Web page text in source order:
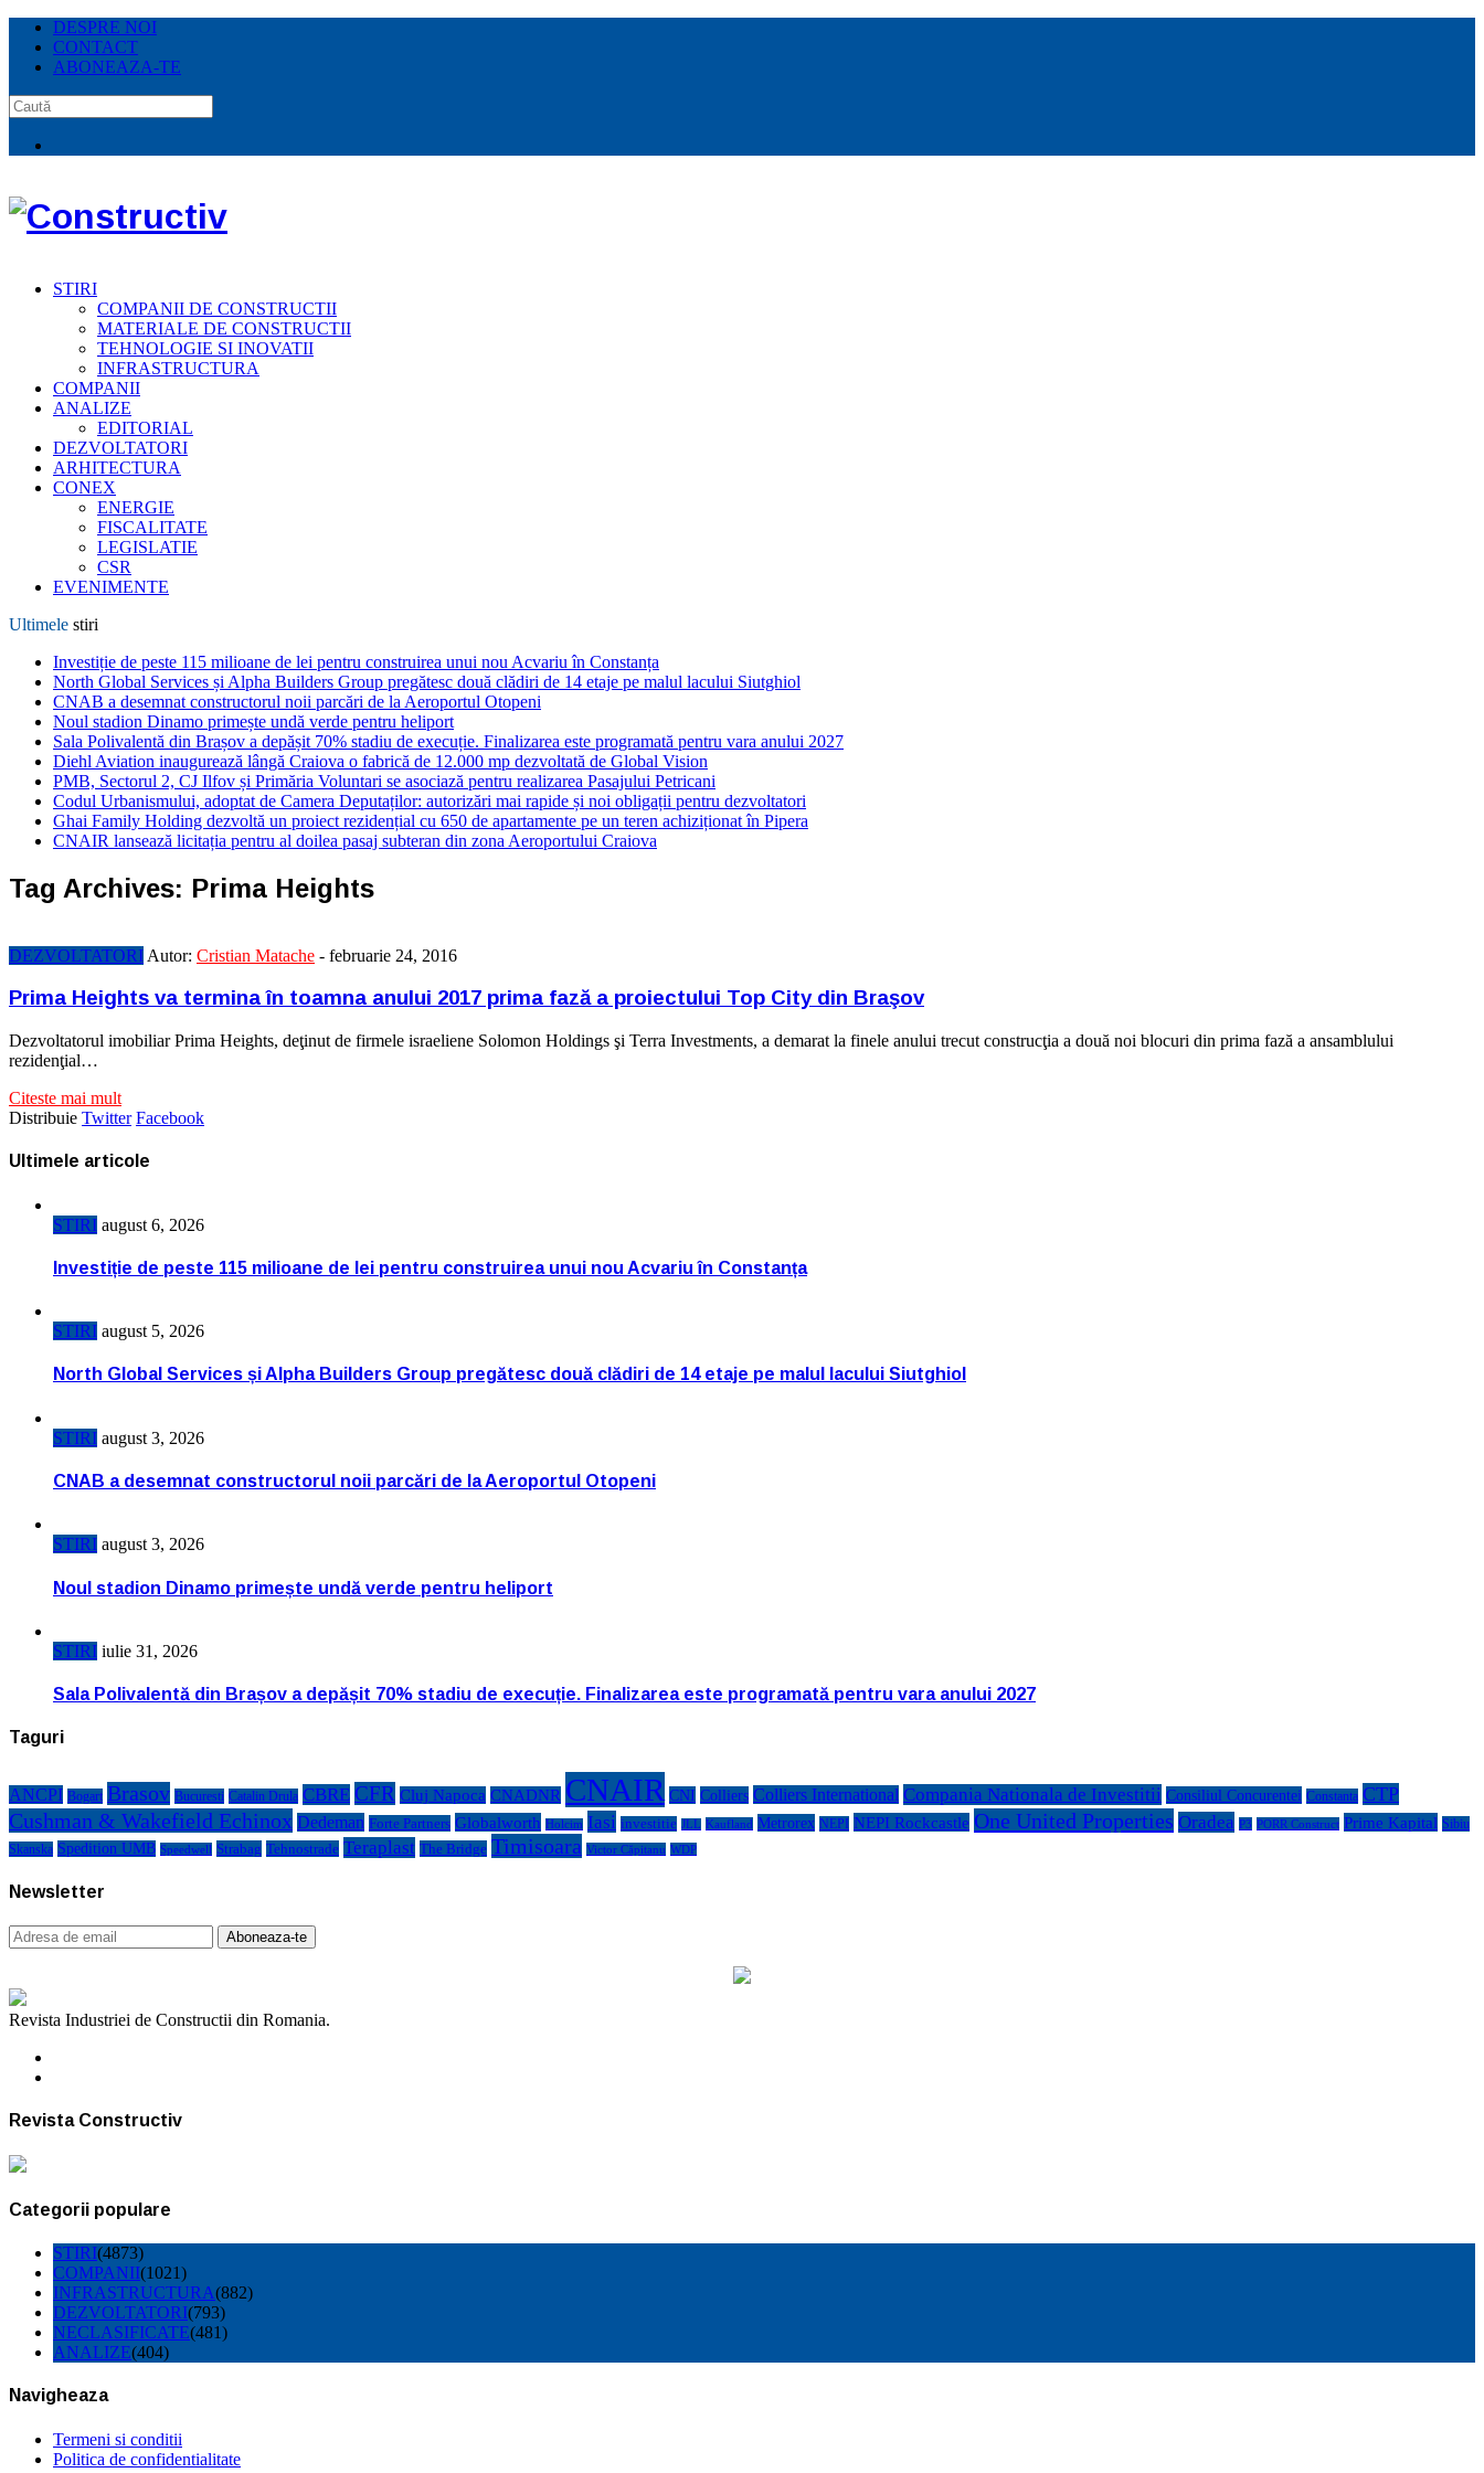
DESPRE NOI
CONTACT
ABONEAZA-TE
STIRI
COMPANII DE CONSTRUCTII
MATERIALE DE CONSTRUCTII
TEHNOLOGIE SI INOVATII
INFRASTRUCTURA
COMPANII
ANALIZE
EDITORIAL
DEZVOLTATORI
ARHITECTURA
CONEX
ENERGIE
FISCALITATE
LEGISLATIE
CSR
EVENIMENTE
Ultimele stiri
Investiție de peste 115 milioane de lei pentru construirea unui nou Acvariu în Constanța
North Global Services și Alpha Builders Group pregătesc două clădiri de 14 etaje pe malul lacului Siutghiol
CNAB a desemnat constructorul noii parcări de la Aeroportul Otopeni
Noul stadion Dinamo primește undă verde pentru heliport
Sala Polivalentă din Brașov a depășit 70% stadiu de execuție. Finalizarea este programată pentru vara anului 2027
Diehl Aviation inaugurează lângă Craiova o fabrică de 12.000 mp dezvoltată de Global Vision
PMB, Sectorul 2, CJ Ilfov și Primăria Voluntari se asociază pentru realizarea Pasajului Petricani
Codul Urbanismului, adoptat de Camera Deputaților: autorizări mai rapide și noi obligații pentru dezvoltatori
Ghai Family Holding dezvoltă un proiect rezidențial cu 650 de apartamente pe un teren achiziționat în Pipera
CNAIR lansează licitația pentru al doilea pasaj subteran din zona Aeroportului Craiova
Tag Archives: Prima Heights
DEZVOLTATORI Autor: Cristian Matache - februarie 24, 2016
Prima Heights va termina în toamna anului 2017 prima fază a proiectului Top City din Braşov
Dezvoltatorul imobiliar Prima Heights, deţinut de firmele israeliene Solomon Holdings şi Terra Investments, a demarat la finele anului trecut construcţia a două noi blocuri din prima fază a ansamblului
rezidenţial…
Citeste mai mult
Distribuie Twitter Facebook
Ultimele articole
STIRI august 6, 2026
Investiție de peste 115 milioane de lei pentru construirea unui nou Acvariu în Constanța
STIRI august 5, 2026
North Global Services și Alpha Builders Group pregătesc două clădiri de 14 etaje pe malul lacului Siutghiol
STIRI august 3, 2026
CNAB a desemnat constructorul noii parcări de la Aeroportul Otopeni
STIRI august 3, 2026
Noul stadion Dinamo primește undă verde pentru heliport
STIRI iulie 31, 2026
Sala Polivalentă din Brașov a depășit 70% stadiu de execuție. Finalizarea este programată pentru vara anului 2027
Taguri
ANCPI Bogart Brasov Bucuresti Catalin Drula CBRE CFR Cluj Napoca CNADNR CNAIR CNI Colliers Colliers International Compania Nationala de Investitii Consiliul Concurentei Constanta CTP
Cushman & Wakefield Echinox Dedeman Forte Partners Globalworth Holcim Iasi investitie JLL Kaufland Metrorex NEPI NEPI Rockcastle One United Properties Oradea P3 PORR Construct Prime Kapital Sibiu
Skanska Spedition UMB Speedwell Strabag Tehnostrade Teraplast The Bridge Timisoara Victor Căpitanu WDP
Newsletter
Revista Industriei de Constructii din Romania.
Revista Constructiv
Categorii populare
STIRI(4873)
COMPANII(1021)
INFRASTRUCTURA(882)
DEZVOLTATORI(793)
NECLASIFICATE(481)
ANALIZE(404)
Navigheaza
Termeni si conditii
Politica de confidentialitate